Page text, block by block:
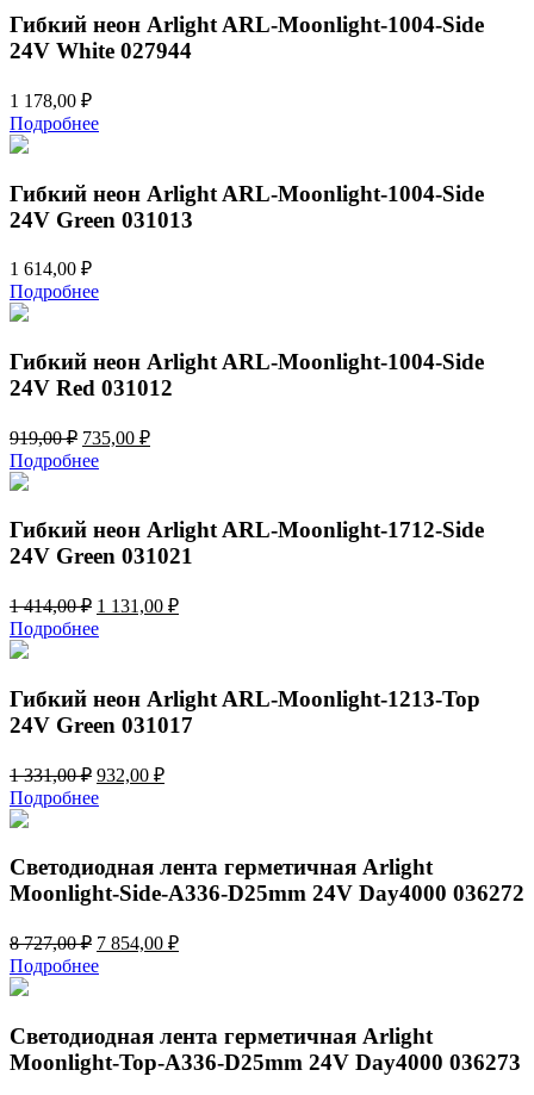
105,00 ₽.
Гибкий неон Arlight ARL-Moonlight-1004-Side
24V White 027944
1 178,00 ₽
Подробнее
Гибкий неон Arlight ARL-Moonlight-1004-Side
24V Green 031013
1 614,00 ₽
Подробнее
Гибкий неон Arlight ARL-Moonlight-1004-Side
24V Red 031012
919,00₽ Первоначальная
цена
составляла
735,00 ₽Текущая
Подробнее
Гибкий неон Arlight ARL-Moonlight-1712-Side
24V Green 031021
1 414,00₽ Первоначальная
цена
составляла
414,00 ₽.
1 131,00 ₽Текущая
Подробнее
Гибкий неон Arlight ARL-Moonlight-1213-Top
24V Green 031017
1 331,00₽ Первоначальная
цена
составляла
331,00 ₽.
932,00 ₽Текущая
Подробнее
Светодиодная лента герметичная Arlight
Moonlight-Side-A336-D25mm 24V Day4000 036272
8 727,00₽ Первоначальная
цена
составляла
7 854,00 ₽Текущая
Подробнее
Светодиодная лента герметичная Arlight
Moonlight-Top-A336-D25mm 24V Day4000 036273